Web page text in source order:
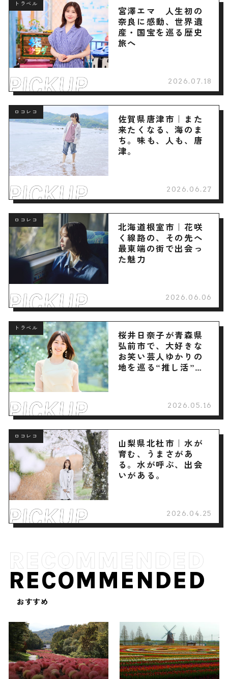
トラベル
宮澤エマ 人生初の
奈良に感動、世界遺
産・国宝を巡る歴史
旅へ
2026.07.18
ロコレコ
佐賀県唐津市｜また
来たくなる、海のま
ち。味も、人も、唐
津。
2026.06.27
ロコレコ
北海道根室市｜花咲
く線路の、その先へ
最東端の街で出会っ
た魅力
2026.06.06
トラベル
桜井日奈子が青森県
弘前市で、大好きな
お笑い芸人ゆかりの
地を巡る“推し活”旅
2026.05.16
ロコレコ
山梨県北杜市｜水が
育む、うまさがあ
る。水が呼ぶ、出会
いがある。
2026.04.25
RECOMMENDED
おすすめ